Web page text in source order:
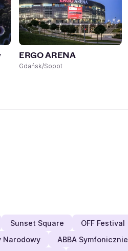
ERGO ARENA
Gdańsk/Sopot
Sunset Square OFF Festival
Narodowy ABBA Symfonicznie